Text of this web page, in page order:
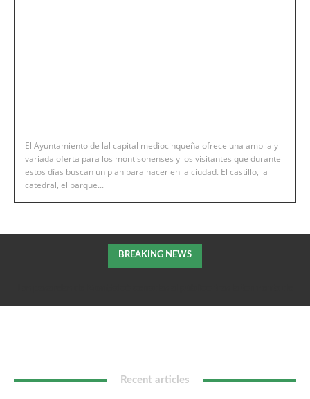
El Ayuntamiento de lal capital mediocinqueña ofrece una amplia y
variada oferta para los montisonenses y los visitantes que durante
estos días buscan un plan para hacer en la ciudad. El castillo, la
catedral, el parque...
BREAKING NEWS
Recent articles